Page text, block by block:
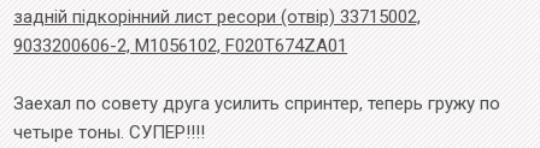
задній підкорінний лист ресори (отвір) 33715002,
9033200606-2, M1056102, F020T674ZA01
Заехал по совету друга усилить спринтер, теперь гружу по
четыре тоны. СУПЕР!!!!